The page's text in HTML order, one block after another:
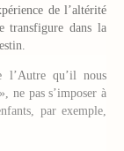
de l’altérité
transfigure dans la
l’Autre qu’il nous
ne pas s’imposer à
par exemple,